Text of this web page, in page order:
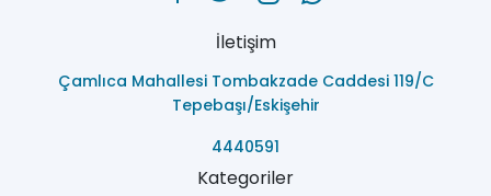
İletişim
Çamlıca Mahallesi Tombakzade Caddesi 119/C
Tepebaşı/Eskişehir
4440591
Kategoriler